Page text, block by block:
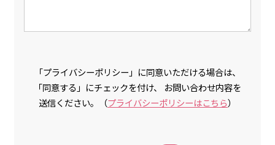
「プライバシーポリシー」に同意いただける場合は、
「同意する」にチェックを付け、 お問い合わせ内容を
送信ください。（プライバシーポリシーはこちら）